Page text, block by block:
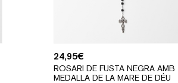
24,95€
ROSARI DE FUSTA NEGRA AMB
MEDALLA DE LA MARE DE DÉU